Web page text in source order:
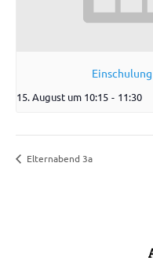
15. August um 10:15 - 11:30
Elternabend 3a